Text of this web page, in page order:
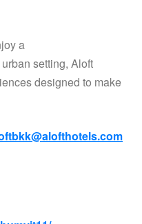
a
setting, Aloft
designed to make